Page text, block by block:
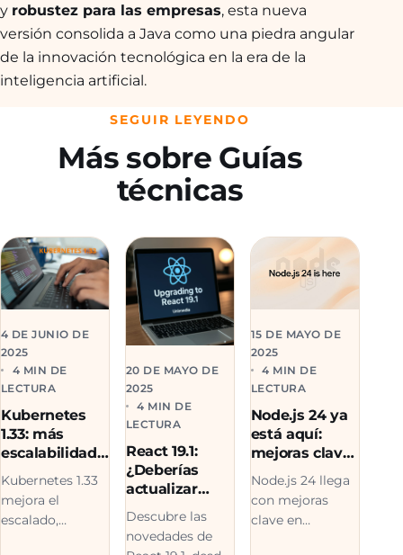
y robustez para las empresas, esta nueva
versión consolida a Java como una piedra angular
de la innovación tecnológica en la era de la
inteligencia artificial.
SEGUIR LEYENDO
Más sobre Guías
técnicas
4 DE JUNIO DE
2025
4 MIN DE
LECTURA
Kubernetes
1.33: más
escalabilidad,
seguridad y
eficiencia para
entornos
cloud-native
Kubernetes 1.33
mejora el
escalado,
20 DE MAYO DE
2025
4 MIN DE
LECTURA
React 19.1:
¿Deberías
actualizar
ahora?
Descubre las
novedades de
15 DE MAYO DE
2025
4 MIN DE
LECTURA
Node.js 24 ya
está aquí:
mejoras clave
para
desarrolladore
s de software
Node.js 24 llega
con mejoras
clave en